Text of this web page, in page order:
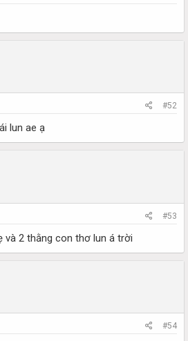
#52
lun ae ạ
#53
và 2 thằng con thơ lun á trời
#54